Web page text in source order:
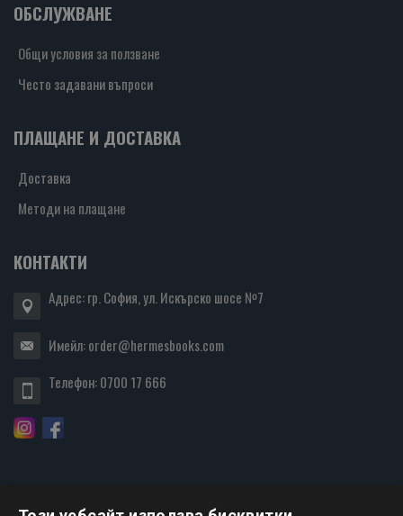
ОБСЛУЖВАНЕ
Общи условия за ползване
Често задавани въпроси
ПЛАЩАНЕ И ДОСТАВКА
Доставка
Методи на плащане
КОНТАКТИ
Адрес: гр. София, ул. Искърско шосе №7
Имейл:order@hermesbooks.com
Телефон:0700 17 666